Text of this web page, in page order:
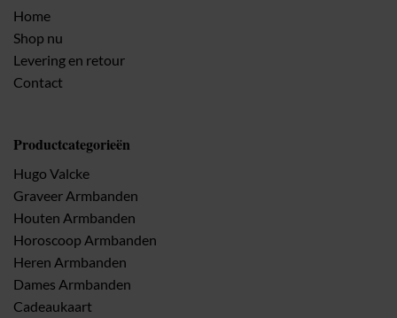
Home
Shop nu
Levering en retour
Contact
Productcategorieën
Hugo Valcke
Graveer Armbanden
Houten Armbanden
Horoscoop Armbanden
Heren Armbanden
Dames Armbanden
Cadeaukaart